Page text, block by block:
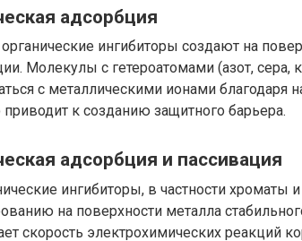
адсорбция
ингибиторы создают на
Молекулы с гетероатомами (азот, сера,
с металлическими ионами
приводит к созданию защитного барьера.
адсорбция и пассивация
ингибиторы, в частности хроматы
на поверхности металла
скорость электрохимических реакций